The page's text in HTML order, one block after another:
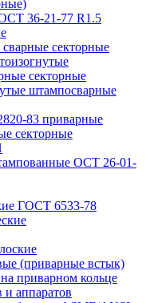
36-21-77 R1.5
секторные
секторные
штампосварные
83 приварные
секторные
ОСТ 26-01-
ГОСТ 6533-78
(приварные встык)
приварном кольце
аппаратов